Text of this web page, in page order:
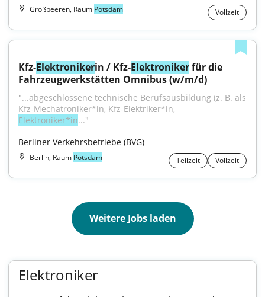
Großbeeren, Raum Potsdam Vollzeit
Kfz-Elektronikerin / Kfz-Elektroniker für die
Fahrzeugwerkstätten Omnibus (w/m/d)
"...abgeschlossene technische Berufsausbildung (z. B. als
Elektroniker*in..."
Berliner Verkehrsbetriebe (BVG)
Berlin, Raum Potsdam Teilzeit Vollzeit
Weitere Jobs laden
Elektroniker